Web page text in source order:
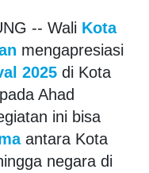
-- Wali Kota
mengapresiasi
2025 di Kota
Ahad
ini bisa
antara Kota
negara di